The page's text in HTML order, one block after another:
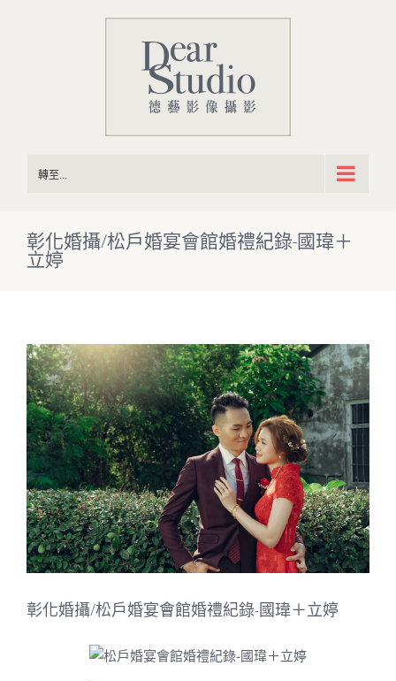
轉至...
彰化婚攝/松戶婚宴會館婚禮紀錄-國瑋＋
立婷
View
Larger
Image
彰化婚攝/松戶婚宴會館婚禮紀錄-國瑋＋立婷